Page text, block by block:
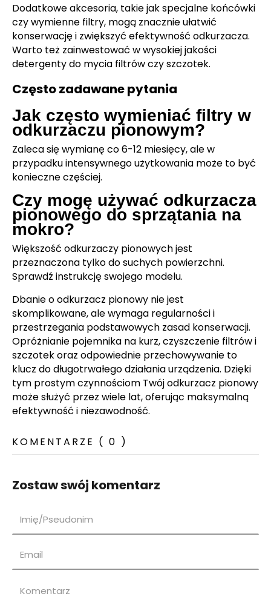
Dodatkowe akcesoria, takie jak specjalne końcówki
czy wymienne filtry, mogą znacznie ułatwić
konserwację i zwiększyć efektywność odkurzacza.
Warto też zainwestować w wysokiej jakości
detergenty do mycia filtrów czy szczotek.
Często zadawane pytania
Jak często wymieniać filtry w
odkurzaczu pionowym?
Zaleca się wymianę co 6-12 miesięcy, ale w
przypadku intensywnego użytkowania może to być
konieczne częściej.
Czy mogę używać odkurzacza
pionowego do sprzątania na
mokro?
Większość odkurzaczy pionowych jest
przeznaczona tylko do suchych powierzchni.
Sprawdź instrukcję swojego modelu.
Dbanie o odkurzacz pionowy nie jest
skomplikowane, ale wymaga regularności i
przestrzegania podstawowych zasad konserwacji.
Opróżnianie pojemnika na kurz, czyszczenie filtrów i
szczotek oraz odpowiednie przechowywanie to
klucz do długotrwałego działania urządzenia. Dzięki
tym prostym czynnościom Twój odkurzacz pionowy
może służyć przez wiele lat, oferując maksymalną
efektywność i niezawodność.
KOMENTARZE ( 0 )
Zostaw swój komentarz